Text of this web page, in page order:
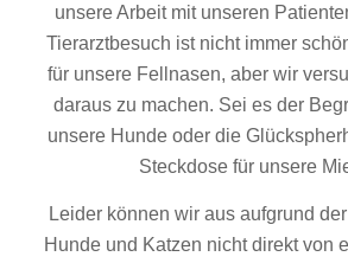
unsere Arbeit mit unseren
Tierarztbesuch ist nicht immer
für unsere Fellnasen, aber wir
daraus zu machen. Sei es der
unsere Hunde oder die
Steckdose für unsere
Leider können wir aus aufgrund
Hunde und Katzen nicht direkt von